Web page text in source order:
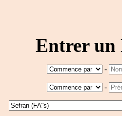
Entrer un
-
-